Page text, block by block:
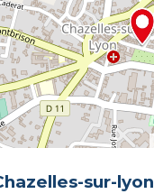
sur-lyon